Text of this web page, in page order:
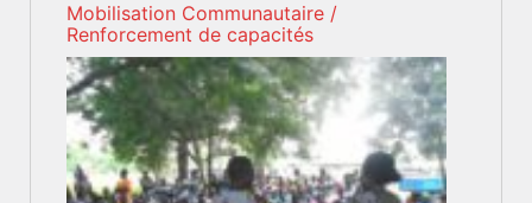
Mobilisation Communautaire /
Renforcement de capacités